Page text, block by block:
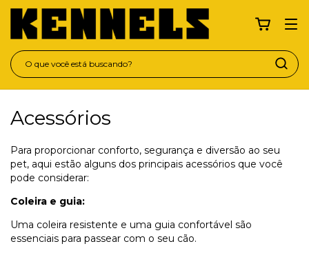
Acessórios
Para proporcionar conforto, segurança e diversão ao seu
pet, aqui estão alguns dos principais acessórios que você
pode considerar:
Coleira e guia:
Uma coleira resistente e uma guia confortável são
essenciais para passear com o seu cão.